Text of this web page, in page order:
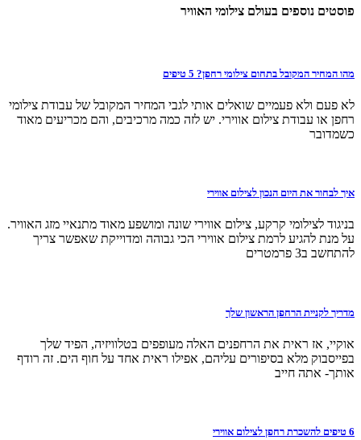
פוסטים נוספים בעולם צילומי האוויר
מהו המחיר המקובל בתחום צילומי רחפן? 5 טיפים
לא פעם ולא פעמיים שואלים אותי לגבי המחיר המקובל של עבודת צילומי
רחפן או עבודת צילום אווירי. יש לזה כמה מרכיבים, והם מכריעים מאוד
כשמדובר
איך לבחור את היום הנכון לצילום אווירי
בניגוד לצילומי קרקע, צילום אווירי שונה ומושפע מאוד מתנאיי מזג האוויר.
על מנת להגיע לרמת צילום אווירי הכי גבוהה ומדוייקת שאפשר צריך
להתחשב ב3 פרמטרים
מדריך לקניית הרחפן הראשון שלך
אוקיי, אז ראית את הרחפנים האלה מעופפים בטלוויזיה, הפיד שלך
בפייסבוק מלא בסיפורים עליהם, אפילו ראית אחד על חוף הים. זה רודף
אותך- אתה חייב
6 טיפים להשכרת רחפן לצילום אווירי